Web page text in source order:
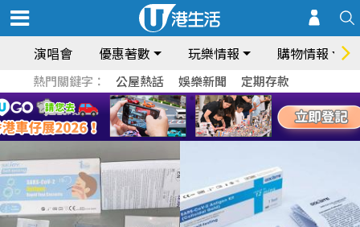
演唱會 優惠著數 玩樂情報 購物情報
熱門關鍵字： 公屋熱話 娛樂新聞 定期存款